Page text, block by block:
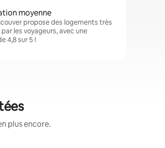
moyenne
propose des logements très
les voyageurs, avec une
4,8 sur 5 !
plus encore.